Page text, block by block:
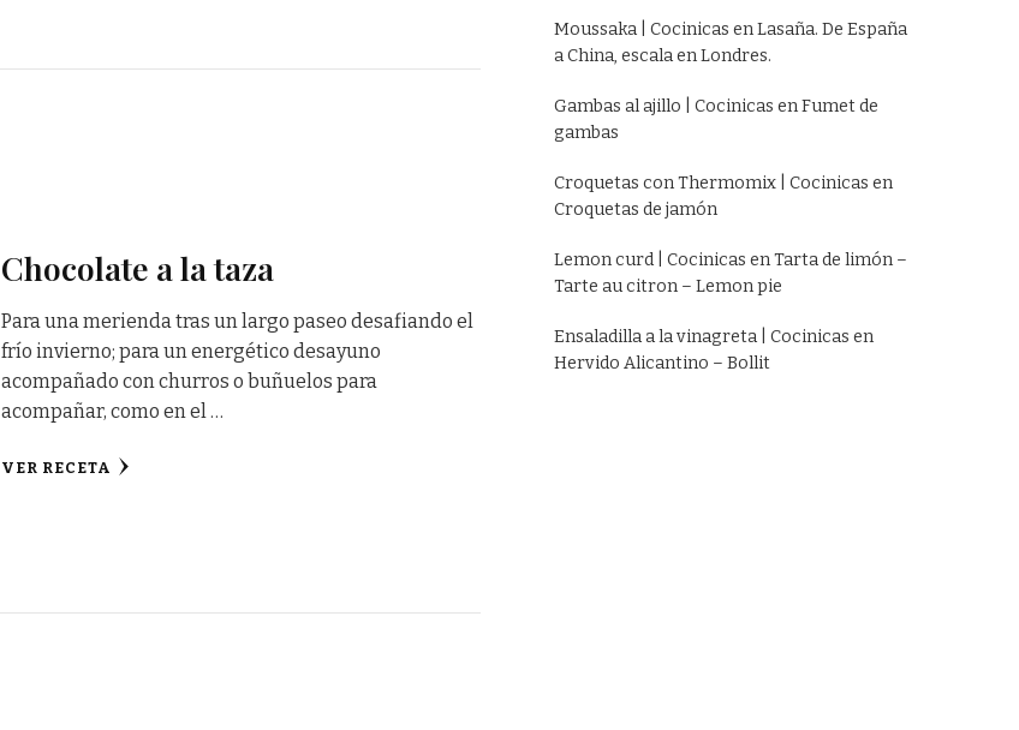
Chocolate a la taza
Para una merienda tras un largo paseo desafiando el
frío invierno; para un energético desayuno
acompañado con churros o buñuelos para
acompañar, como en el …
VER RECETA
Moussaka | Cocinicas enLasaña. De España
a China, escala en Londres.
Gambas al ajillo | Cocinicas enFumet de
gambas
Croquetas con Thermomix | Cocinicas en
Croquetas de jamón
Lemon curd | Cocinicas enTarta de limón –
Tarte au citron – Lemon pie
Ensaladilla a la vinagreta | Cocinicas en
Hervido Alicantino – Bollit